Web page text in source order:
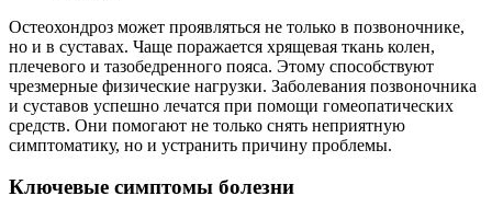
Остеохондроз может проявляться не только в позвоночнике,
но и в суставах. Чаще поражается хрящевая ткань колен,
плечевого и тазобедренного пояса. Этому способствуют
чрезмерные физические нагрузки. Заболевания позвоночника
и суставов успешно лечатся при помощи гомеопатических
средств. Они помогают не только снять неприятную
симптоматику, но и устранить причину проблемы.
Ключевые симптомы болезни